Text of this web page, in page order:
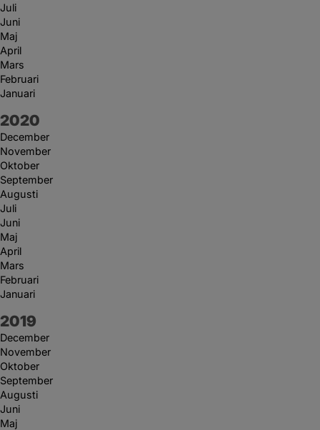
Juli
Juni
Maj
April
Mars
Februari
Januari
År:
2020
December
November
Oktober
September
Augusti
Juli
Juni
Maj
April
Mars
Februari
Januari
År:
2019
December
November
Oktober
September
Augusti
Juni
Maj